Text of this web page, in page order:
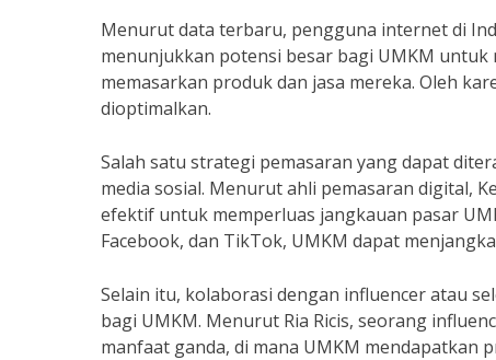
Menurut data terbaru, pengguna internet di
menunjukkan potensi besar bagi UMKM
memasarkan produk dan jasa mereka. Oleh
dioptimalkan.
Salah satu strategi pemasaran yang dapat
media sosial. Menurut ahli pemasaran digital,
efektif untuk memperluas jangkauan pasar
Facebook, dan TikTok, UMKM dapat
Selain itu, kolaborasi dengan influencer atau
bagi UMKM. Menurut Ria Ricis, seorang
manfaat ganda, di mana UMKM mendapatkan